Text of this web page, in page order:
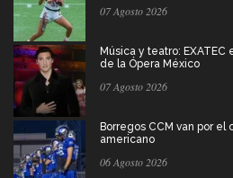
07 Agosto 2026
Música y teatro:
de la Ópera México
07 Agosto 2026
Borregos CCM van por
americano
06 Agosto 2026